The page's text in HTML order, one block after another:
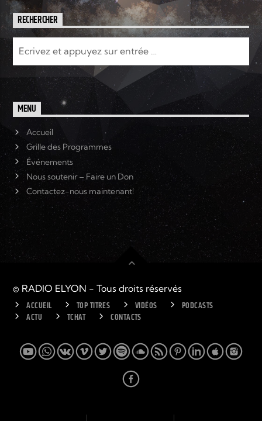
RECHERCHER
MENU
Accueil
Grille des Programmes
Événements
Nous soutenir – Faire un Don
Contactez-nous maintenant!
© RADIO ELYON - Tous droits réservés
ACCUEIL TOP TITRES VIDÉOS
PODCASTS
ACTU
TCHAT CONTACTS